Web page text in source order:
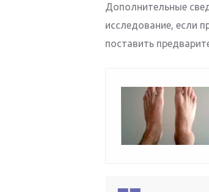
Дополнительные
исследование, если
поставить